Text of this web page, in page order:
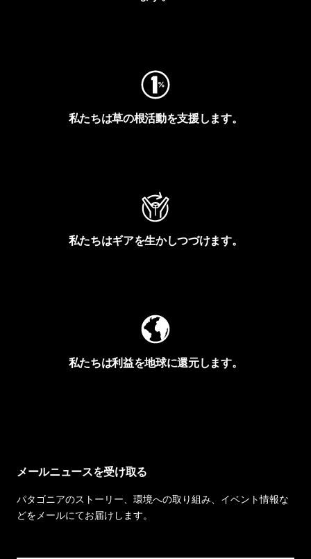
私たちは草の根活動を支援します。
私たちはギアを生かしつづけます。
私たちは利益を地球に還元します。
メールニュースを受け取る
パタゴニアのストーリー、環境への取り組み、イベント情報な
どをメールにてお届けします。